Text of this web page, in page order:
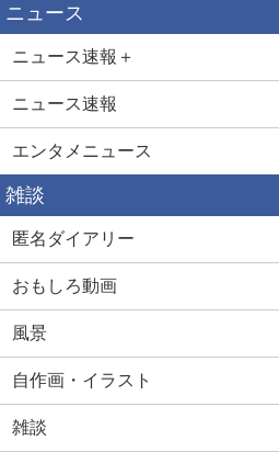
ニュース
ニュース速報＋
ニュース速報
エンタメニュース
雑談
匿名ダイアリー
おもしろ動画
風景
自作画・イラスト
雑談